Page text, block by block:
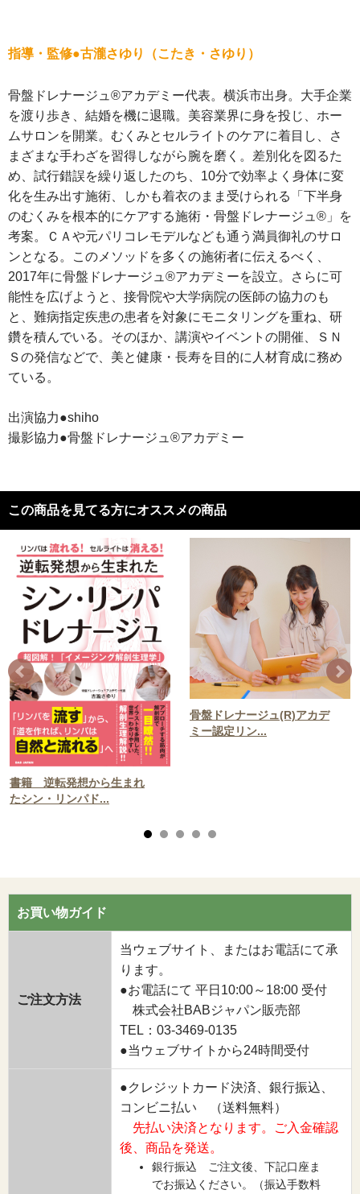
指導・監修●古瀧さゆり（こたき・さゆり）
骨盤ドレナージュ®アカデミー代表。横浜市出身。大手企業
を渡り歩き、結婚を機に退職。美容業界に身を投じ、ホー
ムサロンを開業。むくみとセルライトのケアに着目し、さ
まざまな手わざを習得しながら腕を磨く。差別化を図るた
め、試行錯誤を繰り返したのち、10分で効率よく身体に変
化を生み出す施術、しかも着衣のまま受けられる「下半身
のむくみを根本的にケアする施術・骨盤ドレナージュ®」を
考案。ＣＡや元パリコレモデルなども通う満員御礼のサロ
ンとなる。このメソッドを多くの施術者に伝えるべく、
2017年に骨盤ドレナージュ®アカデミーを設立。さらに可
能性を広げようと、接骨院や大学病院の医師の協力のも
と、難病指定疾患の患者を対象にモニタリングを重ね、研
鑽を積んでいる。そのほか、講演やイベントの開催、ＳＮ
Ｓの発信などで、美と健康・長寿を目的に人材育成に務め
ている。
出演協力●shiho
撮影協力●骨盤ドレナージュ®︎アカデミー
この商品を見てる方にオススメの商品
書籍 逆転発想から生まれ
たシン・リンパド...
骨盤ドレナージュ(R)アカデ
ミー認定リン...
お買い物ガイド
ご注文方法
当ウェブサイト、またはお電話にて承
ります。
●お電話にて 平日10:00～18:00 受付
株式会社BABジャパン販売部
TEL：03-3469-0135
●当ウェブサイトから24時間受付
●クレジットカード決済、銀行振込、
コンビニ払い （送料無料）
先払い決済となります。ご入金確認
後、商品を発送。
銀行振込 ご注文後、下記口座ま
でお振込ください。（振込手数料